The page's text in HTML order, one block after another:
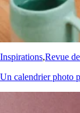
Inspirations,Revue
Un calendrier photo